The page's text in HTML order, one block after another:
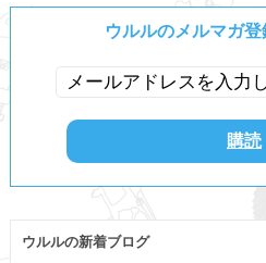
ウルルのメルマガ
ウルルの新着ブログ